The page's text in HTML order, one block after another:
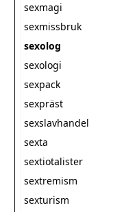
sexmagi
sexmissbruk
sexolog
sexologi
sexpack
sexpräst
sexslavhandel
sexta
sextiotalister
sextremism
sexturism